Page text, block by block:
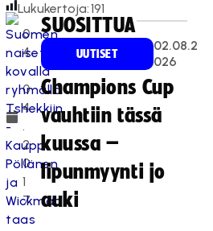
0
4
.
0
4
.
2
0
1
7
Lukukertoja:191
SUOSITTUA
UUTISET
02.08.2
026
Champions Cup
vauhtiin tässä
kuussa –
lipunmyynti jo
auki